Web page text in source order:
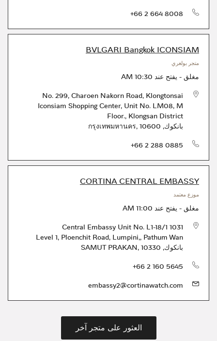
+66 2 664 8008
BVLGARI Bangkok ICONSIAM
متجر بولغري
مغلق - يفتح عند 10:30 AM
No. 299, Charoen Nakorn Road, Klongtonsai
Iconsiam Shopping Center, Unit No. LM08, M
Floor., Klongsan District
بانكوك,
กรุงเทพมหานคร, 10600
+66 2 288 0885
CORTINA CENTRAL EMBASSY
موزع معتمد
مغلق - يفتح عند 11:00 AM
1031 Central Embassy Unit No. L1-18/1
Level 1, Ploenchit Road, Lumpini,, Pathum Wan
بانكوك,
SAMUT PRAKAN, 10330
+66 2 160 5645
embassy2@cortinawatch.com
العثور على متجر آخر